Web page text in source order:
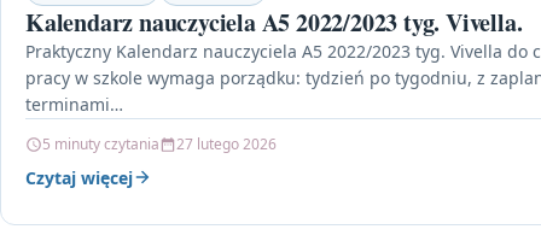
Kalendarz nauczyciela A5 2022/2023 tyg. Vivella.
Praktyczny Kalendarz nauczyciela A5 2022/2023 tyg. Vivella
pracy w szkole wymaga porządku: tydzień po tygodniu, z
terminami…
5 minuty czytania 27 lutego 2026
Czytaj więcej